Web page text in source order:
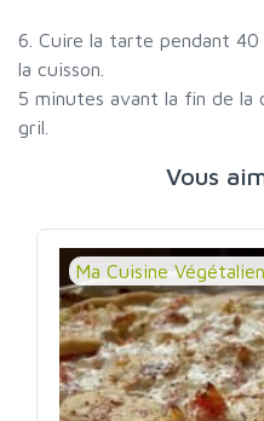
6. Cuire la tarte pendant 40
la cuisson.
5 minutes avant la fin de la
gril.
Vous
Ma Cuisine